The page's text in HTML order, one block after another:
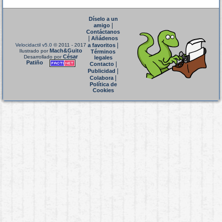
Velocidactil v5.0 © 2011 - 2017
Ilustrado porMach&Guito
Desarrollado porCésar
Patiño
Díselo a un
amigo|
Contáctanos
Añádenos
a favoritos
Términos
legales
Contacto|
Publicidad
Colabora|
Política de
Cookies